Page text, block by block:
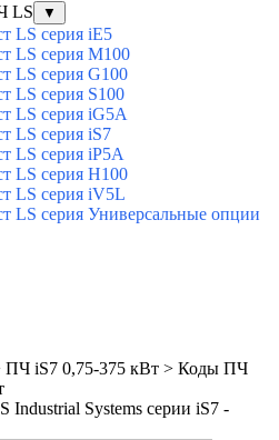
LS ▼
LS серия iE5
LS серия M100
LS серия G100
LS серия S100
LS серия iG5A
LS серия iS7
LS серия iP5A
LS серия H100
LS серия iV5L
LS серия Универсальные опции
ПЧ iS7 0,75-375 кВт > Коды ПЧ
Industrial Systems серии iS7 -